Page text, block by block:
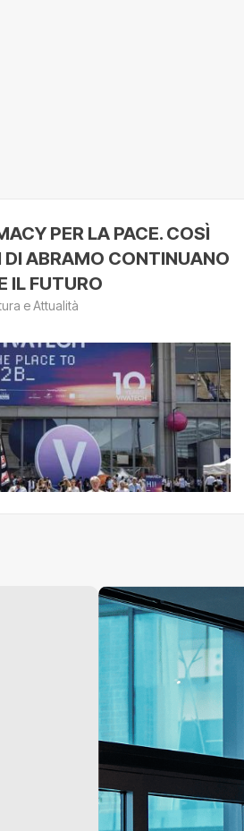
PER LA PACE. COSÌ
DI ABRAMO CONTINUANO
IL FUTURO
e Attualità